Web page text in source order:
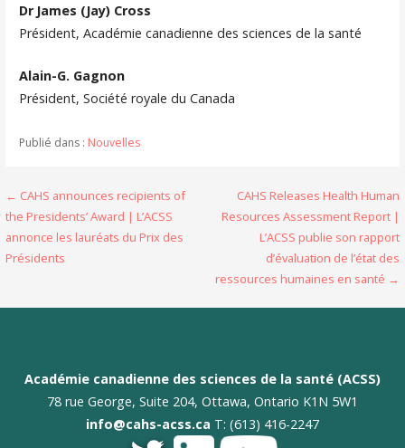
Dr James (Jay) Cross
Président, Académie canadienne des sciences de la santé
Alain-G. Gagnon
Président, Société royale du Canada
Publié dans : Nouvelles
Navigation
de
l’article
← CAHS announces recipients of
the Presidents’ Award | L’ACSS
annonce les lauréats du Prix des
Présidents
CAHS Releases Health Human
Resources Assessment Report |
L’ACSS publie son rapport
d’évaluation de l’état des
ressources humaines en santé →
Académie canadienne des sciences de la santé (ACSS)
78 rue George, Suite 204, Ottawa, Ontario K1N 5W1
info@cahs-acss.ca T: (613) 416-2247